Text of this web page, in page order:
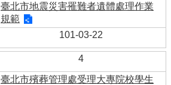
臺北市地震災害罹難者遺體處理作業
規範
101-03-22
4
臺北市殯葬管理處受理大專院校學生